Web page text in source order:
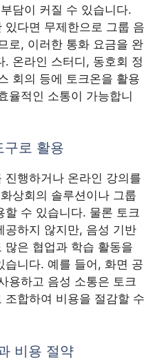
담이 커질 수 있습니다.
있다면 무제한으로 그룹 음
로, 이러한 통화 요금을 완
. 온라인 스터디, 동호회 정
회의 등에 토크온을 활용
율적인 소통이 가능합니
구로 활용
진행하거나 온라인 강의를
상회의 솔루션이나 그룹
할 수 있습니다. 물론 토크
공하지 않지만, 음성 기반
많은 협업과 학습 활동을
습니다. 예를 들어, 화면 공
용하고 음성 소통은 토크
조합하여 비용을 절감할 수
비용 절약